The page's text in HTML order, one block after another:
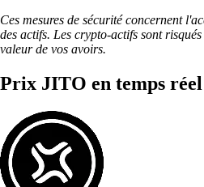
Ces mesures de sécurité concernent
des actifs. Les crypto-actifs sont
valeur de vos avoirs.
Prix JITO en temps réel